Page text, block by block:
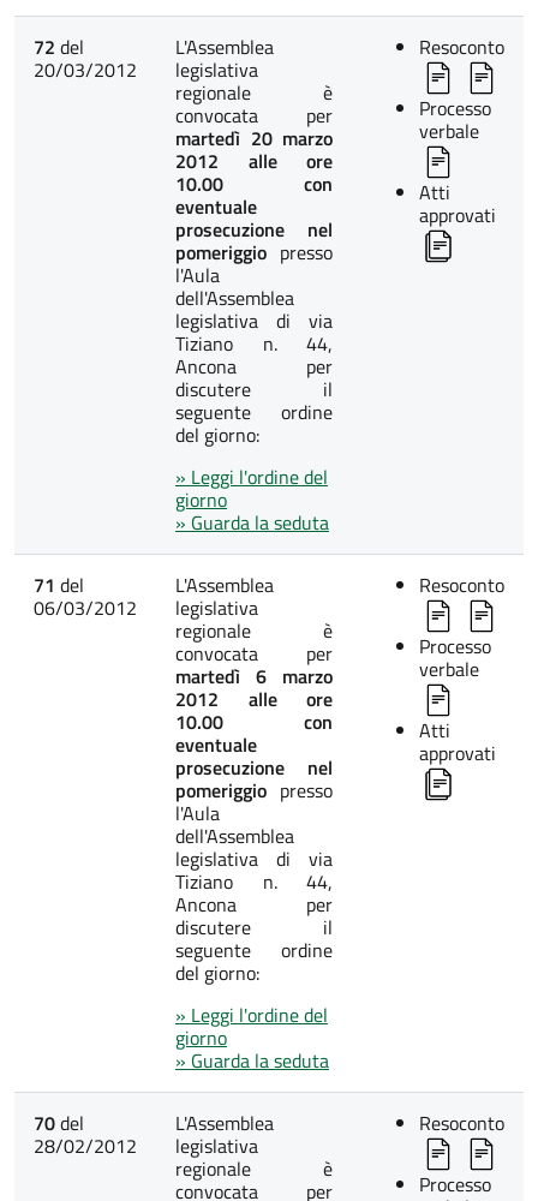
72 del
20/03/2012
L'Assemblea
legislativa
regionale è
convocata per
martedì 20 marzo
2012 alle ore
10.00 con
eventuale
prosecuzione nel
pomeriggio presso
l'Aula
dell'Assemblea
legislativa di via
Tiziano n. 44,
Ancona per
discutere il
seguente ordine
del giorno:
» Leggi l'ordine del
giorno
» Guarda la seduta
Resoconto
Processo
verbale
Atti
approvati
71 del
06/03/2012
L'Assemblea
legislativa
regionale è
convocata per
martedì 6 marzo
2012 alle ore
10.00 con
eventuale
prosecuzione nel
pomeriggio presso
l'Aula
dell'Assemblea
legislativa di via
Tiziano n. 44,
Ancona per
discutere il
seguente ordine
del giorno:
» Leggi l'ordine del
giorno
» Guarda la seduta
Resoconto
Processo
verbale
Atti
approvati
70del
28/02/2012
L'Assemblea
legislativa
regionale è
convocata per
Resoconto
Processo